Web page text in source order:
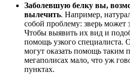
Заболевшую белку вы,
вылечить. Например,
собой проблему: зверь может
Чтобы выявить их вид и
помощь узкого специалиста.
могут оказать помощь таким
мегаполисах мало, что уж
пунктах.